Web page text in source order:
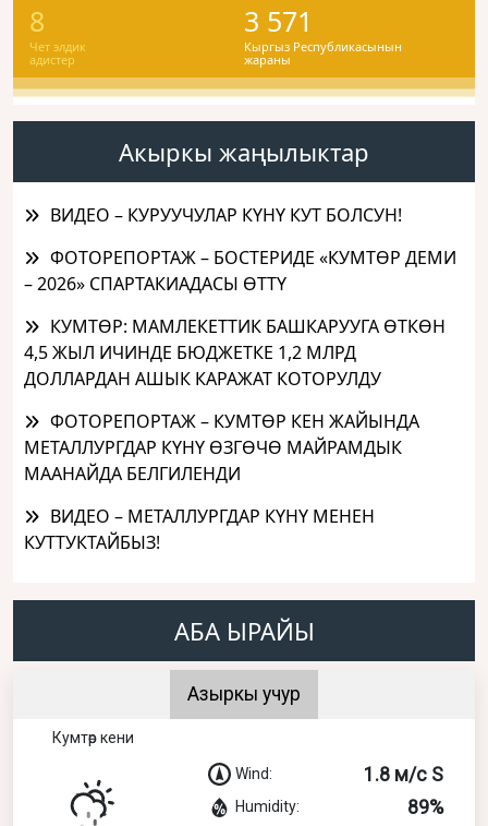
8
Чет элдик
адистер
3 571
Кыргыз Республикасынын
жараны
Акыркы жаңылыктар
ВИДЕО – КУРУУЧУЛАР КҮНҮ КУТ БОЛСУН!
ФОТОРЕПОРТАЖ – БОСТЕРИДЕ «КУМТӨР ДЕМИ
– 2026» СПАРТАКИАДАСЫ ӨТТҮ
КУМТӨР: МАМЛЕКЕТТИК БАШКАРУУГА ӨТКӨН
4,5 ЖЫЛ ИЧИНДЕ БЮДЖЕТКЕ 1,2 МЛРД
ДОЛЛАРДАН АШЫК КАРАЖАТ КОТОРУЛДУ
ФОТОРЕПОРТАЖ – КУМТӨР КЕН ЖАЙЫНДА
МЕТАЛЛУРГДАР КҮНҮ ӨЗГӨЧӨ МАЙРАМДЫК
МААНАЙДА БЕЛГИЛЕНДИ
ВИДЕО – МЕТАЛЛУРГДАР КҮНҮ МЕНЕН
КУТТУКТАЙБЫЗ!
АБА ЫРАЙЫ
Азыркы учур
Кумтөр кени
Wind: 1.8 м/с S
Humidity: 89%